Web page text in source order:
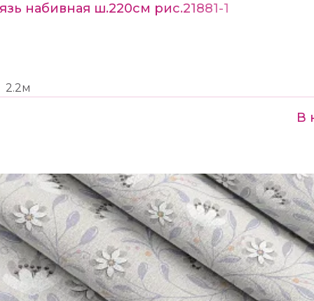
набивная ш.220см рис.21881-1
2.2м
В